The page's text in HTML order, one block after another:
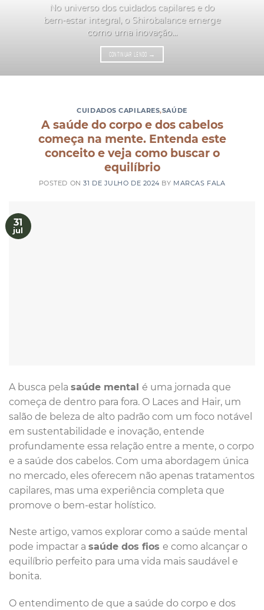
No universo dos cuidados capilares e do
bem-estar integral, o Shirobalance emerge
como uma inovação...
CONTINUAR LENDO →
CUIDADOS CAPILARES,SAÚDE
A saúde do corpo e dos cabelos
começa na mente. Entenda este
conceito e veja como buscar o
equilíbrio
POSTED ON31 DE JULHO DE 2024 BY MARCAS FALA
31
jul
A busca pela saúde mental é uma jornada que
começa de dentro para fora. O Laces and Hair, um
salão de beleza de alto padrão com um foco notável
em sustentabilidade e inovação, entende
profundamente essa relação entre a mente, o corpo
e a saúde dos cabelos. Com uma abordagem única
no mercado, eles oferecem não apenas tratamentos
capilares, mas uma experiência completa que
promove o bem-estar holístico.
Neste artigo, vamos explorar como a saúde mental
pode impactar a saúde dos fios e como alcançar o
equilíbrio perfeito para uma vida mais saudável e
bonita.
O entendimento de que a saúde do corpo e dos